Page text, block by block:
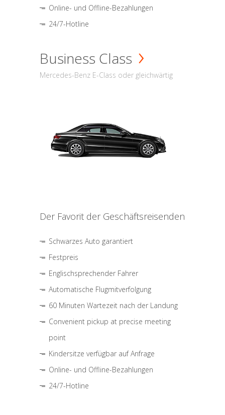
Online- und Offline-Bezahlungen
24/7-Hotline
Business Class
Mercedes-Benz E-Class oder gleichwärtig
Der Favorit der Geschäftsreisenden
Schwarzes Auto garantiert
Festpreis
Englischsprechender Fahrer
Automatische Flugmitverfolgung
60 Minuten Wartezeit nach der Landung
Convenient pickup at precise meeting
point
Kindersitze verfügbar auf Anfrage
Online- und Offline-Bezahlungen
24/7-Hotline